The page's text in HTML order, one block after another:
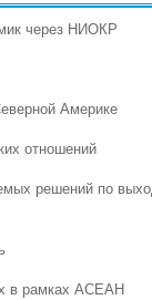
через НИОКР
Америке
отношений
решений по
в рамках АСЕАН